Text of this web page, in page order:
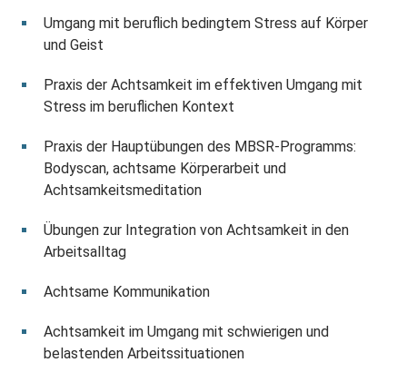
Umgang mit beruflich bedingtem Stress auf Körper
und Geist
Praxis der Achtsamkeit im effektiven Umgang mit
Stress im beruflichen Kontext
Praxis der Hauptübungen des MBSR-Programms:
Bodyscan, achtsame Körperarbeit und
Achtsamkeits­meditation
Übungen zur Integration von Achtsamkeit in den
Arbeitsalltag
Achtsame Kommunikation
Achtsamkeit im Umgang mit schwierigen und
belastenden Arbeitssituationen